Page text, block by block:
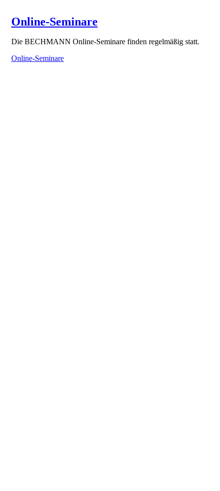
Online-Seminare
Die BECHMANN Online-Seminare finden regelmäßig statt.
Online-Seminare